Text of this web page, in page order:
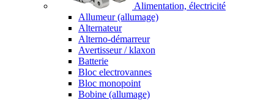
Alimentation, électricité
Allumeur (allumage)
Alternateur
Alterno-démarreur
Avertisseur / klaxon
Batterie
Bloc electrovannes
Bloc monopoint
Bobine (allumage)